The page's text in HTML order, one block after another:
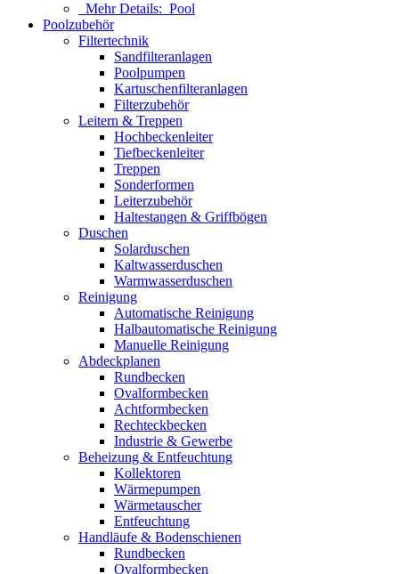
Mehr Details: Pool
Poolzubehör
Filtertechnik
Sandfilteranlagen
Poolpumpen
Kartuschenfilteranlagen
Filterzubehör
Leitern & Treppen
Hochbeckenleiter
Tiefbeckenleiter
Treppen
Sonderformen
Leiterzubehör
Haltestangen & Griffbögen
Duschen
Solarduschen
Kaltwasserduschen
Warmwasserduschen
Reinigung
Automatische Reinigung
Halbautomatische Reinigung
Manuelle Reinigung
Abdeckplanen
Rundbecken
Ovalformbecken
Achtformbecken
Rechteckbecken
Industrie & Gewerbe
Beheizung & Entfeuchtung
Kollektoren
Wärmepumpen
Wärmetauscher
Entfeuchtung
Handläufe & Bodenschienen
Rundbecken
Ovalformbecken